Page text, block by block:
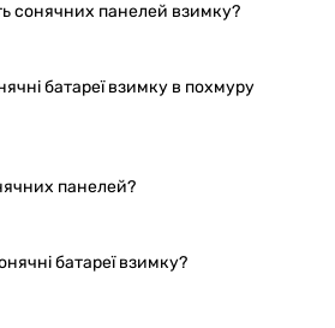
сонячних панелей взимку?
батареї взимку в похмуру
панелей?
батареї взимку?